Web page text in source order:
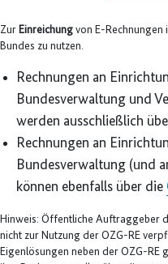
Zur Einreichung von E-
Bundes zu nutzen.
Rechnungen an
Bundesverwaltung und
werden ausschließlich
Rechnungen an
Bundesverwaltung (und
können ebenfalls über die
Hinweis: Öffentliche Auftraggeber
nicht zur Nutzung der OZG-RE
Eigenlösungen neben der OZG-